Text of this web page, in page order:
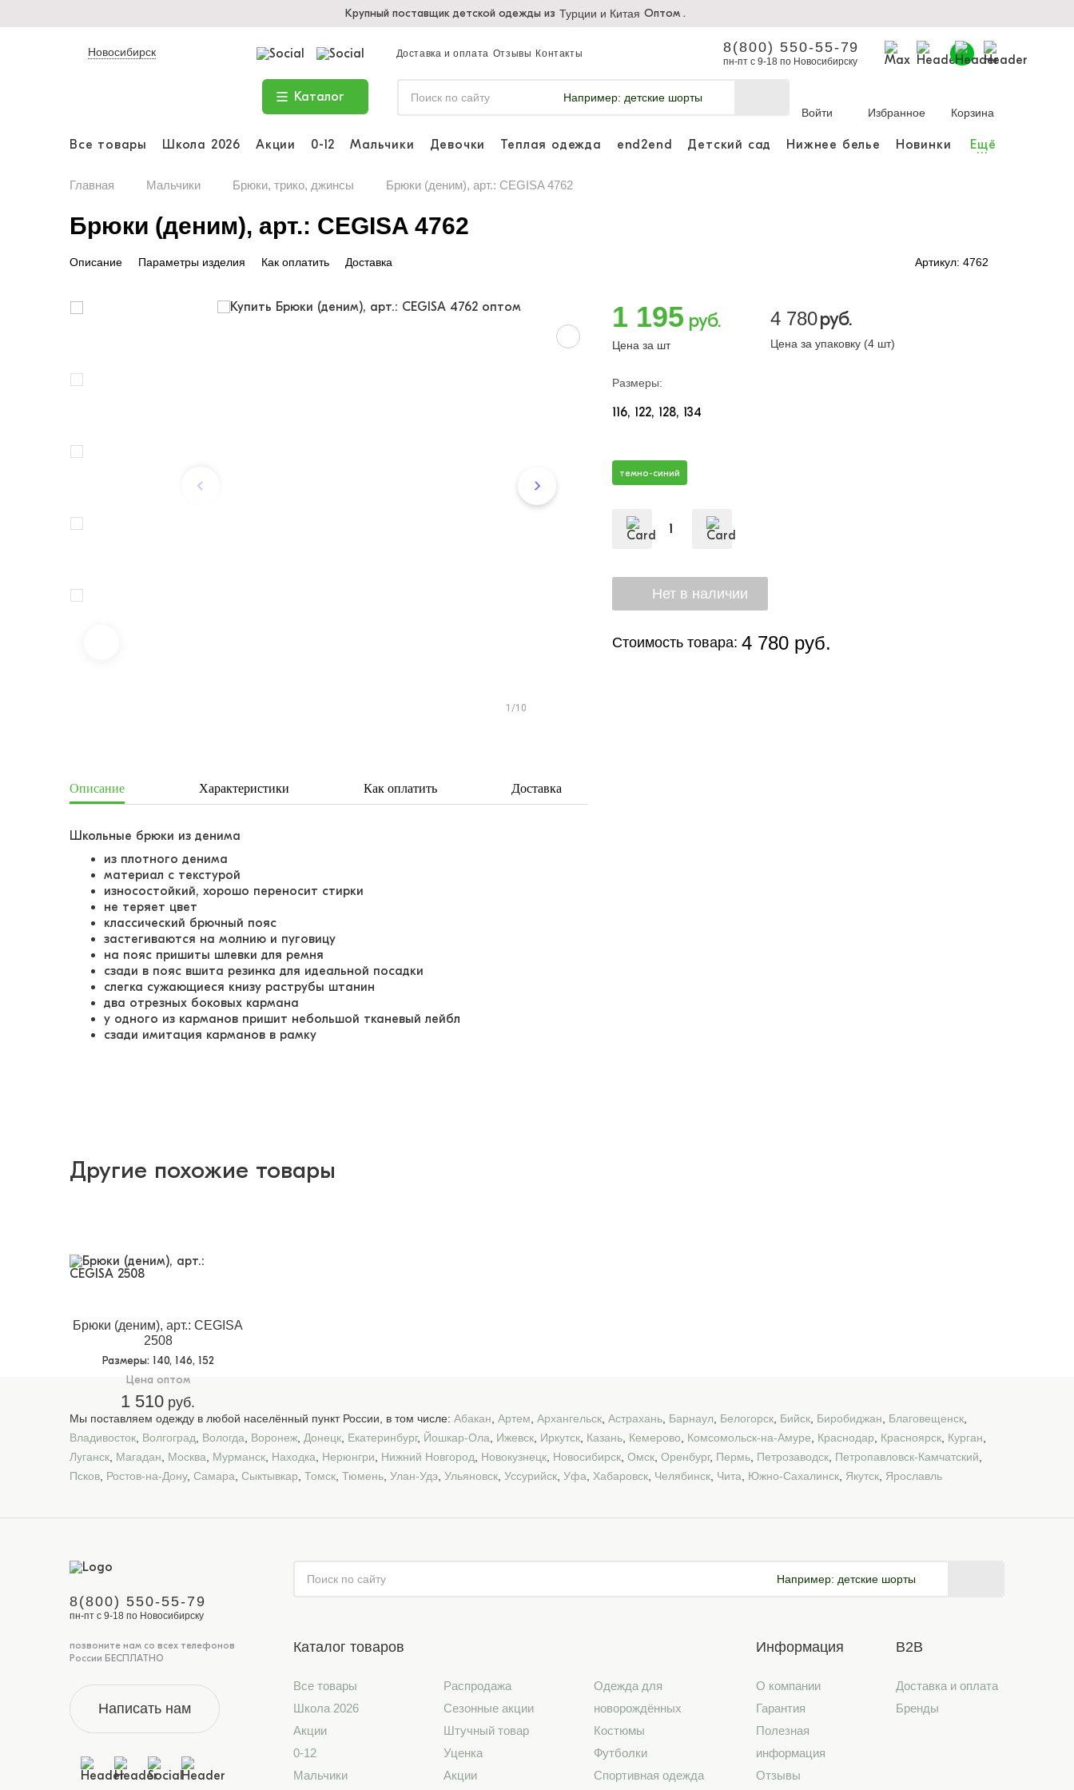
Крупный поставщик детской одежды из Турции и Китая Оптом .
Новосибирск Доставка и оплата Отзывы Контакты 8(800) 550-55-79
пн-пт с 9-18 по Новосибирску
Каталог Например: детские шорты
Войти
Избранное Корзина
Все товары Школа 2026 Акции 0-12 Мальчики Девочки Теплая одежда end2end Детский сад Нижнее белье Новинки Ещё
...
Главная Мальчики Брюки, трико, джинсы Брюки (деним), арт.: CEGISA 4762
Брюки (деним), арт.: CEGISA 4762
Описание Параметры изделия Как оплатить Доставка Артикул: 4762
1/10
1 195 руб.
Цена за шт
4 780руб.
Цена за упаковку (4 шт)
Размеры:
116 122 128 134
темно-синий
Стоимость товара: 4 780 руб.
Описание Характеристики Как оплатить Доставка
Школьные брюки из денима
из плотного денима
материал с текстурой
износостойкий, хорошо переносит стирки
не теряет цвет
классический брючный пояс
застегиваются на молнию и пуговицу
на пояс пришиты шлевки для ремня
сзади в пояс вшита резинка для идеальной посадки
слегка сужающиеся книзу раструбы штанин
два отрезных боковых кармана
у одного из карманов пришит небольшой тканевый лейбл
сзади имитация карманов в рамку
Другие похожие товары
Брюки (деним), арт.: CEGISA
2508
Размеры: 140, 146, 152
Цена оптом
1 510 руб.
Мы поставляем одежду в любой населённый пункт России, в том числе: Абакан Артем Архангельск Астрахань Барнаул Белогорск Бийск Биробиджан Благовещенск
Владивосток Волгоград Вологда Воронеж Донецк Екатеринбург, Йошкар-Ола Ижевск Иркутск Казань Кемерово Комсомольск-на-Амуре Краснодар Красноярск Курган
Луганск Магадан Москва Мурманск Находка Нерюнгри Нижний Новгород Новокузнецк Новосибирск Омск Оренбург, Пермь Петрозаводск Петропавловск-Камчатский
Псков Ростов-на-Дону, Самара Сыктывкар Томск Тюмень Улан-Удэ Ульяновск Уссурийск Уфа Хабаровск Челябинск Чита Южно-Сахалинск Якутск Ярославль
8(800) 550-55-79
пн-пт с 9-18 по Новосибирску
позвоните нам со всех телефонов
России БЕСПЛАТНО
Написать нам
Например: детские шорты
Каталог товаров
Все товары
Школа 2026
Акции
0-12
Мальчики
Распродажа
Сезонные акции
Штучный товар
Уценка
Акции
Одежда для
новорождённых
Костюмы
Футболки
Спортивная одежда
Информация
О компании
Гарантия
Полезная
информация
Отзывы
B2B
Доставка и оплата
Бренды